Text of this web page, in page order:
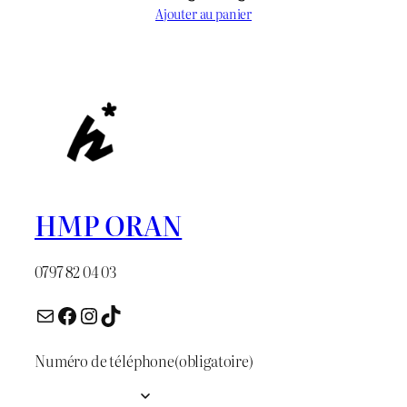
prix
Ajouter au panier
HMP ORAN
0797 82 04 03
E-mail Facebook InstagramTikTok
Numéro de téléphone(obligatoire)